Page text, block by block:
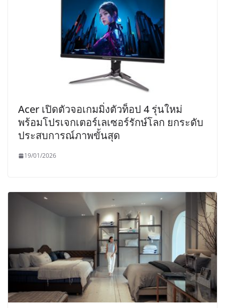
Acer เปิดตัวจอเกมมิ่งตัวท็อป 4 รุ่นใหม่
พร้อมโปรเจกเตอร์เลเซอร์รักษ์โลก ยกระดับ
ประสบการณ์ภาพขั้นสุด
19/01/2026